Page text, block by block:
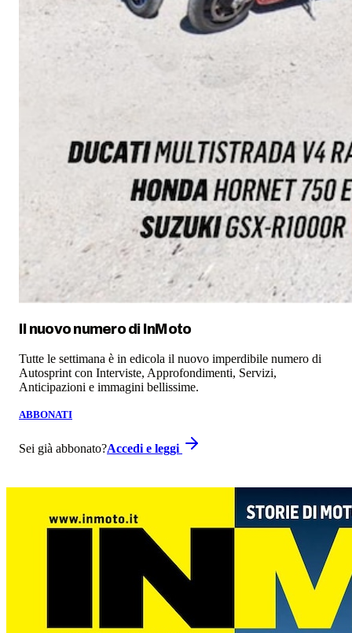
Il nuovo numero di InMoto
Tutte le settimana è in edicola il nuovo imperdibile numero di
Autosprint con Interviste, Approfondimenti, Servizi,
Anticipazioni e immagini bellissime.
ABBONATI
Sei già abbonato?Accedi e leggi